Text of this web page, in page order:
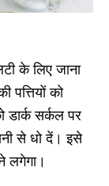
के लिए जाना
पत्तियों को
सर्कल पर
से धो दें। इसे
लगेगा।